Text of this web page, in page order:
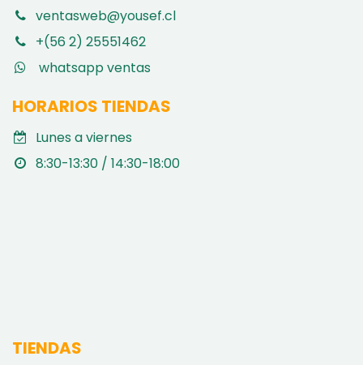
ventasweb@yousef.cl
+(56 2) 25551462
whatsapp ventas
HORARIOS TIENDAS
Lunes a viernes
8:30-13:30 / 14:30-18:00
TIENDAS